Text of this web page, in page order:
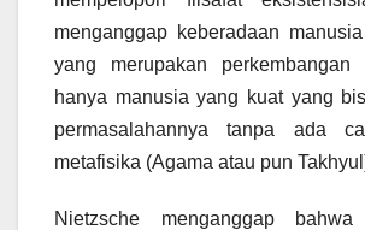
menganggap keberadaan
yang merupakan perkembangan
hanya manusia yang kuat yang
permasalahannya tanpa ada
metafisika (Agama atau pun
Nietzsche menganggap bahwa